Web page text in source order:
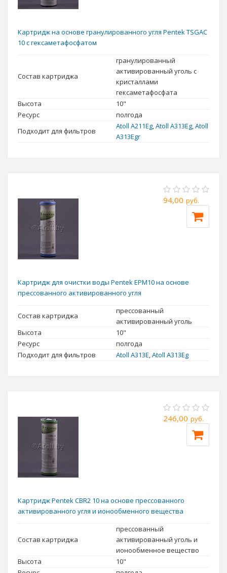
Картридж на основе гранулированного угля Pentek TSGAC
10 с гексаметафосфатом
Состав картриджа
гранулированный
активированный уголь с
кристаллами
гексаметафосфата
Высота
10"
Ресурс
полгода
Подходит для фильтров
Atoll A211Еg Atoll А313Eg Atoll
A313Egr
94,00 руб.
Картридж для очистки воды Pentek EPM10 на основе
прессованного активированного угля
Состав картриджа
прессованный
активированный уголь
Высота
10"
Ресурс
полгода
Подходит для фильтров
Atoll A313E Atoll А313Eg
246,00 руб.
Картридж Pentek CBR2 10 на основе прессованного
активированного угля и ионообменного вещества
Состав картриджа
прессованный
активированный уголь и
ионообменное вещество
Высота
10"